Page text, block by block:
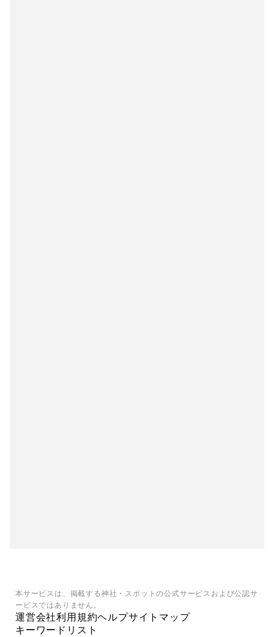
本サービスは、掲載する神社・スポットの公式サービスおよび公認サ
ービスではありません。
運営会社利用規約ヘルプサイトマップ
キーワードリスト